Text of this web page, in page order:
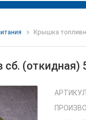
Крышка
(откидная)